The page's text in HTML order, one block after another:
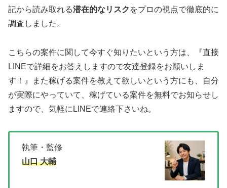
記から読み取れる潜在的なリスク をプロの視点で徹底的に
調査しました。
こちらの案件に関して今すぐ知りたいという方は、
『直接
LINEで詳細をお答えしますので友達登録をお願いしま
す！』
また稼げる案件を教えて欲しいという方にも、自分
が実際にやっていて、稼げている案件を無料でお知らせし
ますので、気軽にLINEで連絡下さいね。
執筆・監修
山口 大輔